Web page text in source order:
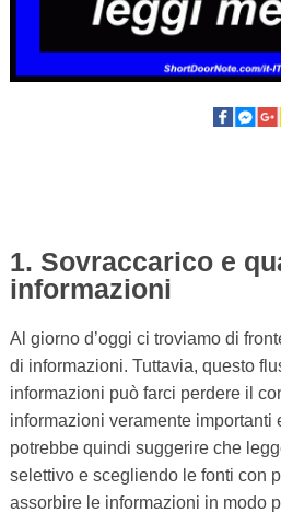
1. Sovraccarico e
informazioni
Al giorno d’oggi ci troviamo di
di informazioni. Tuttavia, questo
informazioni può farci perdere il
informazioni veramente importanti
potrebbe quindi suggerire che
selettivo e scegliendo le fonti con
assorbire le informazioni in modo